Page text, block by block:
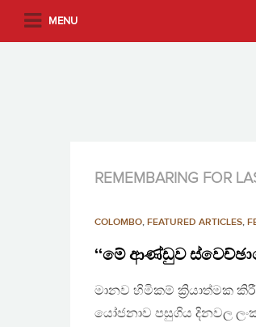
MENU
REMEMBARING FOR
COLOMBO, FEATURED ARTICLES,
‘‘මේ ආණ්ඩුව
මානව හිමිකම් ක්‍රියාත්මක
යෝජනාව පසුගිය දිනවල